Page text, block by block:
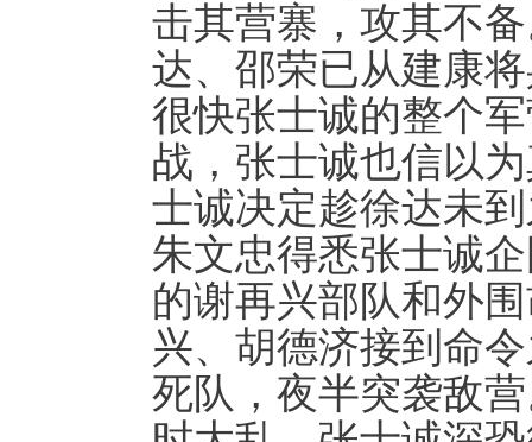
击其营寨，攻其不
达、邵荣已从建康
很快张士诚的整个
战，张士诚也信以
士诚决定趁徐达未
朱文忠得悉张士诚
的谢再兴部队和外
兴、胡德济接到命
死队，夜半突袭敌